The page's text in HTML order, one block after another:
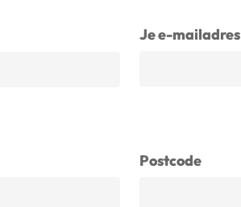
Je e-mailadres
Postcode